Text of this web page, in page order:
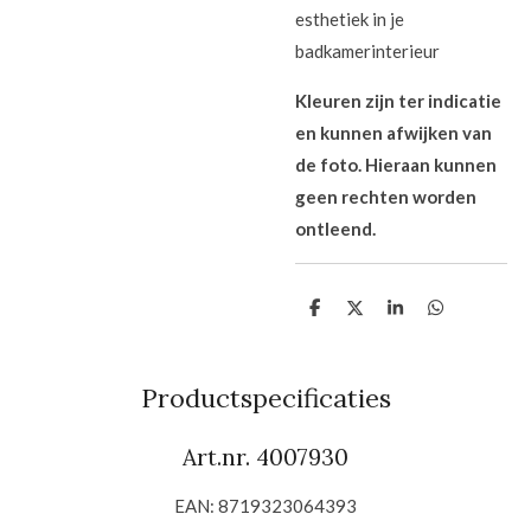
esthetiek in je
badkamerinterieur
Kleuren zijn ter indicatie
en kunnen afwijken van
de foto. Hieraan kunnen
geen rechten worden
ontleend.
D
n
D
S
D
Productspecificaties
Art.nr. 4007930
EAN: 8719323064393